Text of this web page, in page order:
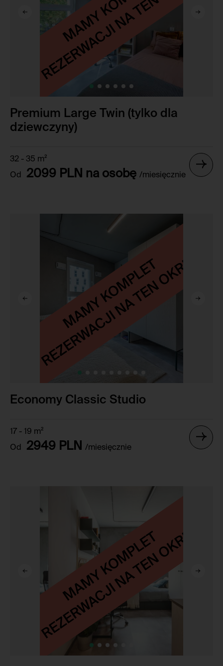
Premium Large Twin (tylko dla
dziewczyny)
32 - 35 m²
Od
2099 PLN na osobę /miesięcznie
Economy Classic Studio
17 - 19 m²
Od
2949 PLN /miesięcznie